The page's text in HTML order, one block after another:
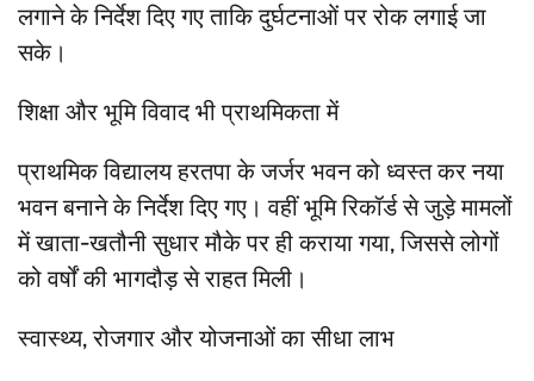
लगाने के निर्देश दिए गए ताकि दुर्घटनाओं पर रोक लगाई जा
सके।
शिक्षा और भूमि विवाद भी प्राथमिकता में
प्राथमिक विद्यालय हरतपा के जर्जर भवन को ध्वस्त कर नया
भवन बनाने के निर्देश दिए गए। वहीं भूमि रिकॉर्ड से जुड़े मामलों
में खाता-खतौनी सुधार मौके पर ही कराया गया, जिससे लोगों
को वर्षों की भागदौड़ से राहत मिली।
स्वास्थ्य, रोजगार और योजनाओं का सीधा लाभ